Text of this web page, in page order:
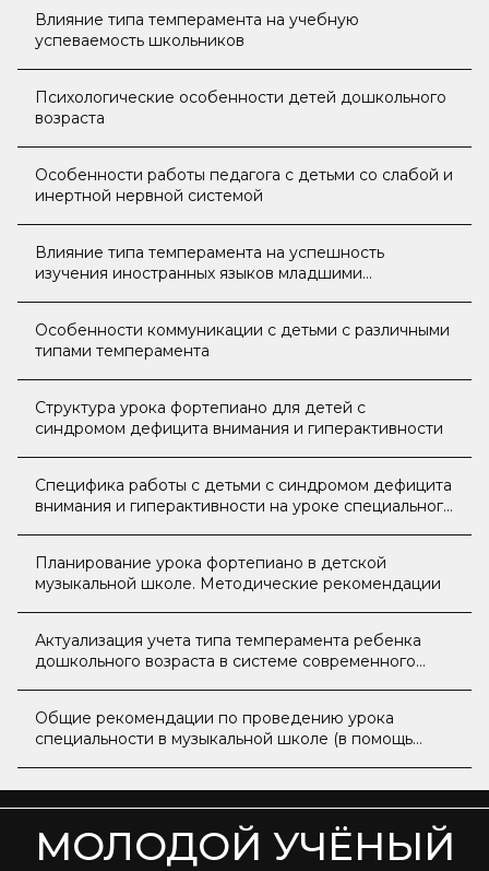
Влияние типа темперамента на учебную
успеваемость школьников
Психологические особенности детей дошкольного
возраста
Особенности работы педагога с детьми со слабой и
инертной нервной системой
Влияние типа темперамента на успешность
изучения иностранных языков младшими
Особенности коммуникации с детьми с различными
типами темперамента
Структура урока фортепиано для детей с
синдромом дефицита внимания и гиперактивности
Специфика работы с детьми с синдромом дефицита
внимания и гиперактивности на уроке специального
Планирование урока фортепиано в детской
музыкальной школе. Методические рекомендации
Актуализация учета типа темперамента ребенка
дошкольного возраста в системе современного
Общие рекомендации по проведению урока
специальности в музыкальной школе (в помощь
МОЛОДОЙ УЧЁНЫЙ